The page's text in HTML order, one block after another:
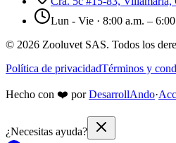
Lun - Vie · 8:00 a.m. –
© 2026 Zooluvet SAS. Todos los
Política de privacidadTérminos y
Hecho con ❤️ por DesarrollAndo·
¿Necesitas ayuda?